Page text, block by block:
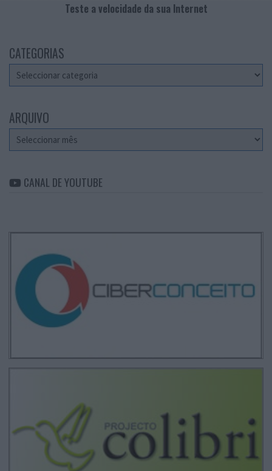
Teste a velocidade da sua Internet
CATEGORIAS
Categorias
ARQUIVO
Arquivo
CANAL DE YOUTUBE